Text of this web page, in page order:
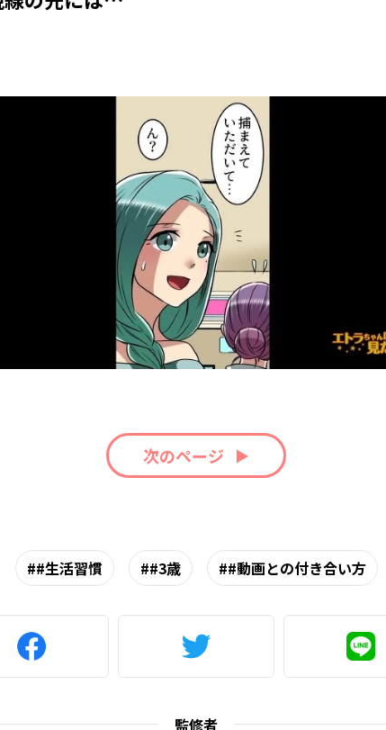
次のページ
#生活習慣 #3歳 #動画との付き合い方
監修者